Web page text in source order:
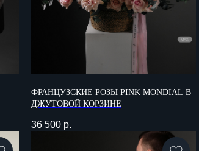
ФРАНЦУЗСКИЕ РОЗЫ PINK MONDIAL В
ДЖУТОВОЙ КОРЗИНЕ
36 500 р.